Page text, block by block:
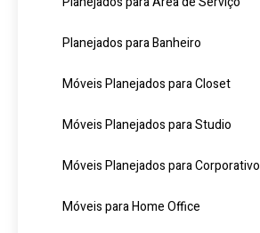
Planejados para Banheiro
Móveis Planejados para Closet
Móveis Planejados para Studio
Móveis Planejados para Corporativo
Móveis para Home Office